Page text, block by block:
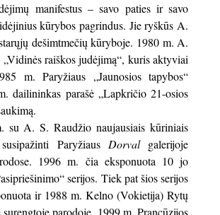
manifestus – savo paties ir savo
kūrybos pagrindus. Jie ryškūs A.
dešimtmečių kūryboje. 1980 m. A.
„Vidinės raiškos judėjimą“, kuris aktyviai
m. Paryžiaus „Jaunosios tapybos“
dailininkas parašė „Lapkričio 21-osios
su A. S. Raudžio naujausiais kūriniais
Paryžiaus Dorval galerijoje
1996 m. čia eksponuota 10 jo
serijos. Tiek pat šios serijos
ir 1988 m. Kelno (Vokietija) Rytų
parodoje. 1999 m. Prancūzijos